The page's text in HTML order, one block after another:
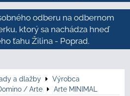
odberu na odbernom
ktorý sa nachádza hneď
ťahu Žilina - Poprad.
a dlažby
Výrobca
/ Arte
Arte MINIMAL